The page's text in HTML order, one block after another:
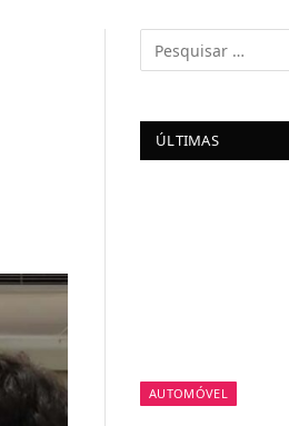
ÚLTIMAS
AUTOMÓVEL